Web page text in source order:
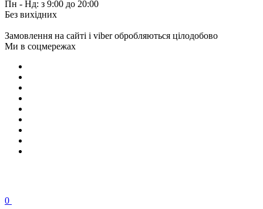
Пн - Нд: з 9:00 до 20:00
Без вихідних
Замовлення на сайті і viber обробляються цілодобово
Ми в соцмережах
0